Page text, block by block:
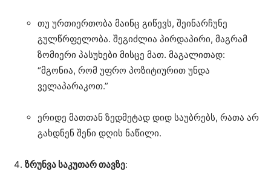
თუ ურთიერთობა მაინც გიწევს, შეინარჩუნე
გულწრფელობა. შეგიძლია პირდაპირი, მაგრამ
ზომიერი პასუხები მისცე მათ. მაგალითად:
“მგონია, რომ უფრო პოზიტიურით უნდა
ველაპარაკოთ.”
ერიდე მათთან ზედმეტად დიდ საუბრებს, რათა არ
გახდნენ შენი დღის ნაწილი.
ზრუნვა საკუთარ თავზე: